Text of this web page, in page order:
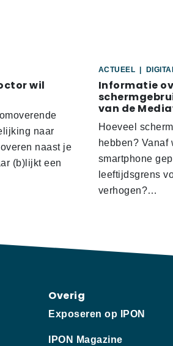
wil
naar
naast je
(b)lijkt een
ACTUEEL
Informatie
van de
Hoeveel
hebben?
smartphone
leeftijdsgrens
verhogen?…
Overig
Exposeren op IPON
IPON Magazine